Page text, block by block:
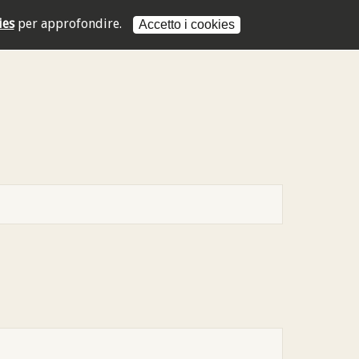
per approfondire. Accetto i cookies